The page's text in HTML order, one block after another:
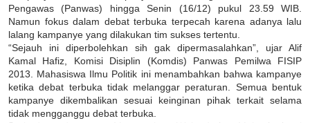
Pengawas (Panwas) hingga Senin (16/12) pukul 23.59 WIB.
Namun fokus dalam debat terbuka terpecah karena adanya lalu
lalang kampanye yang dilakukan tim sukses tertentu.
“Sejauh ini diperbolehkan sih gak dipermasalahkan”, ujar Alif
Kamal Hafiz, Komisi Disiplin (Komdis) Panwas Pemilwa FISIP
2013. Mahasiswa Ilmu Politik ini menambahkan bahwa kampanye
ketika debat terbuka tidak melanggar peraturan. Semua bentuk
kampanye dikembalikan sesuai keinginan pihak terkait selama
tidak mengganggu debat terbuka.